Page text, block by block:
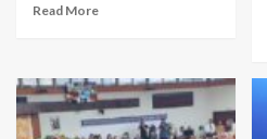
Read More